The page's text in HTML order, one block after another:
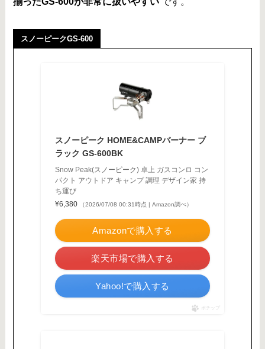
スノーピークGS-600
スノーピーク HOME&CAMPバーナー ブ
ラック GS-600BK
Snow Peak(スノーピーク) 卓上 ガスコンロ コン
パクト アウトドア キャンプ 調理 デザイン家 持
ち運び
¥6,380
（2026/07/08 00:31時点 | Amazon調べ）
Amazonで購入する
楽天市場で購入する
Yahoo!で購入する
ポチップ